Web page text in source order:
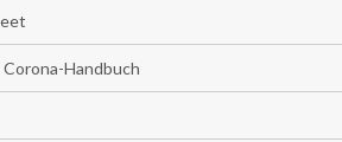
Handbuch